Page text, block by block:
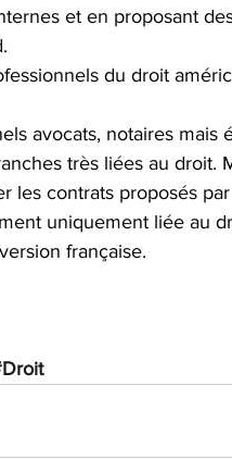
et en proposant
du droit
avocats, notaires mais
très liées au droit.
les contrats proposés
uniquement liée au
française.